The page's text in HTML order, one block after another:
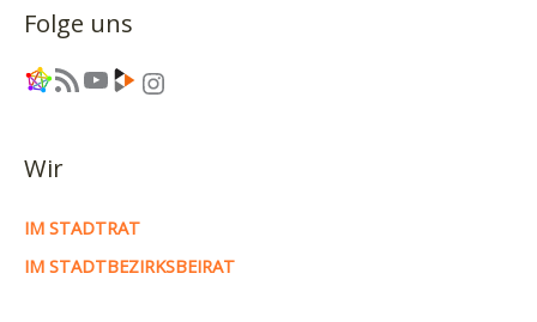
Folge uns
Link RSS-Feed YouTube Link Instagram
Wir
IM STADTRAT
IM STADTBEZIRKSBEIRAT